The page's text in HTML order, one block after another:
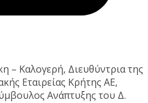
– Καλογερή, Διευθύντρια της
Εταιρείας Κρήτης ΑΕ,
Ανάπτυξης του Δ.